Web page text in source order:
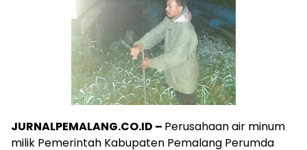
JURNALPEMALANG.CO.ID – Perusahaan air minum
milik Pemerintah Kabupaten Pemalang Perumda